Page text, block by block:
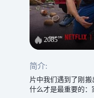
2085
简介:
片中我们遇到了刚
什么才是最重要的：